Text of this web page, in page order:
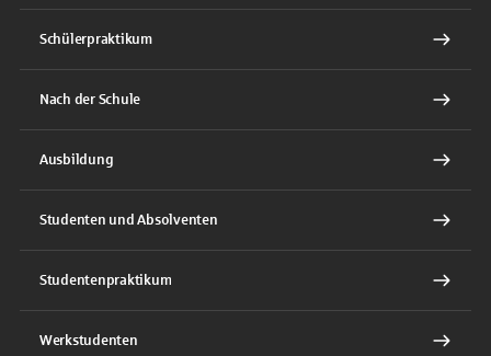
Schülerpraktikum
Nach der Schule
Ausbildung
Studenten und Absolventen
Studentenpraktikum
Werkstudenten